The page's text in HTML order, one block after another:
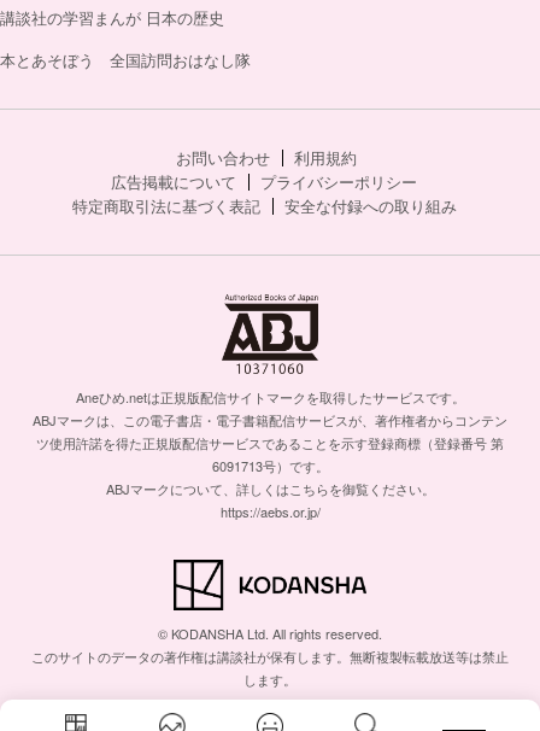
講談社の学習まんが 日本の歴史
本とあそぼう 全国訪問おはなし隊
お問い合わせ
利用規約
広告掲載について
プライバシーポリシー
特定商取引法に基づく表記
安全な付録への取り組み
Aneひめ.netは正規版配信サイトマークを取得したサービスです。
ABJマークは、この電子書店・電子書籍配信サービスが、著作権者からコンテン
ツ使用許諾を得た正規版配信サービスであることを示す登録商標（登録番号 第
6091713号）です。
ABJマークについて、詳しくはこちらを御覧ください。
https://aebs.or.jp/
© KODANSHA Ltd. All rights reserved.
このサイトのデータの著作権は講談社が保有します。無断複製転載放送等は禁止
します。